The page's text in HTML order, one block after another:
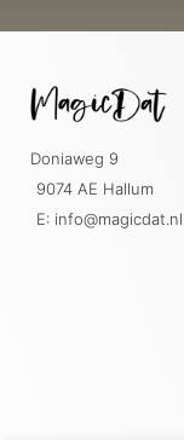
Doniaweg 9
9074 AE Hallum
E: info@magicdat.nl